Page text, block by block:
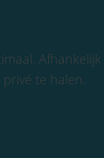
Afhankelijk
te halen.